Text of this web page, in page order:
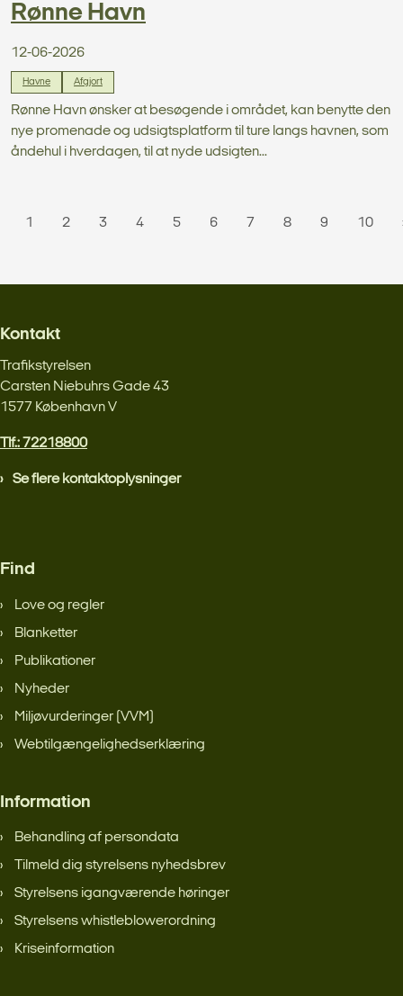
Rønne Havn
12-06-2026
Havne Afgjort
Rønne Havn ønsker at besøgende i området, kan benytte den
nye promenade og udsigtsplatform til ture langs havnen, som
åndehul i hverdagen, til at nyde udsigten...
1 2 3 4 5 6 7 8 9 10
Kontakt
Trafikstyrelsen
Carsten Niebuhrs Gade 43
1577 København V
Tlf.: 72218800
Se flere kontaktoplysninger
Find
Love og regler
Blanketter
Publikationer
Nyheder
Miljøvurderinger (VVM)
Webtilgængelighedserklæring
Information
Behandling af persondata
Tilmeld dig styrelsens nyhedsbrev
Styrelsens igangværende høringer
Styrelsens whistleblowerordning
Kriseinformation